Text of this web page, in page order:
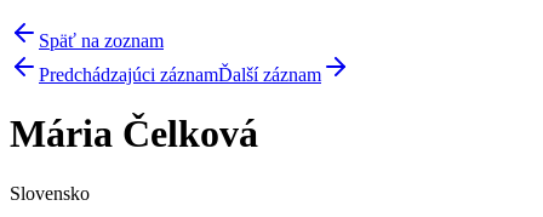
Späť na zoznam
Predchádzajúci záznamĎalší záznam
Mária Čelková
Slovensko